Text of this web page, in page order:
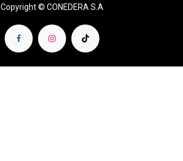
Copyright © CONEDERA S.A